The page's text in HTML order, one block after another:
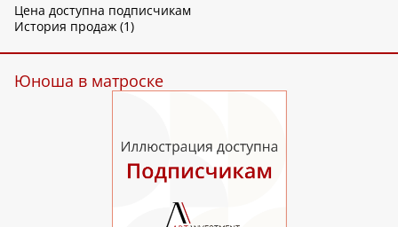
Цена доступна подписчикам
История продаж (1)
Юноша в матроске